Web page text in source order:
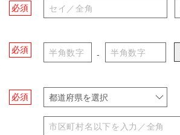
必須
必須 -
必須 都道府県を選択